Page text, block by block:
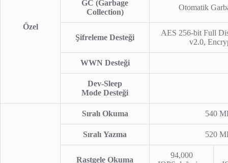
Özel
GC (Garbage
Collection)
Otomatik
Şifreleme Desteği
AES 256-bit Full
v2.0,
WWN Desteği
Dev-Sleep
Mode Desteği
Sıralı Okuma 540
Sıralı Yazma 520
Rastgele Okuma
94,000